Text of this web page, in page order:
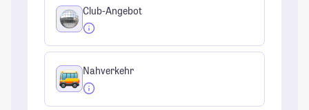
Club-Angebot
Nahverkehr